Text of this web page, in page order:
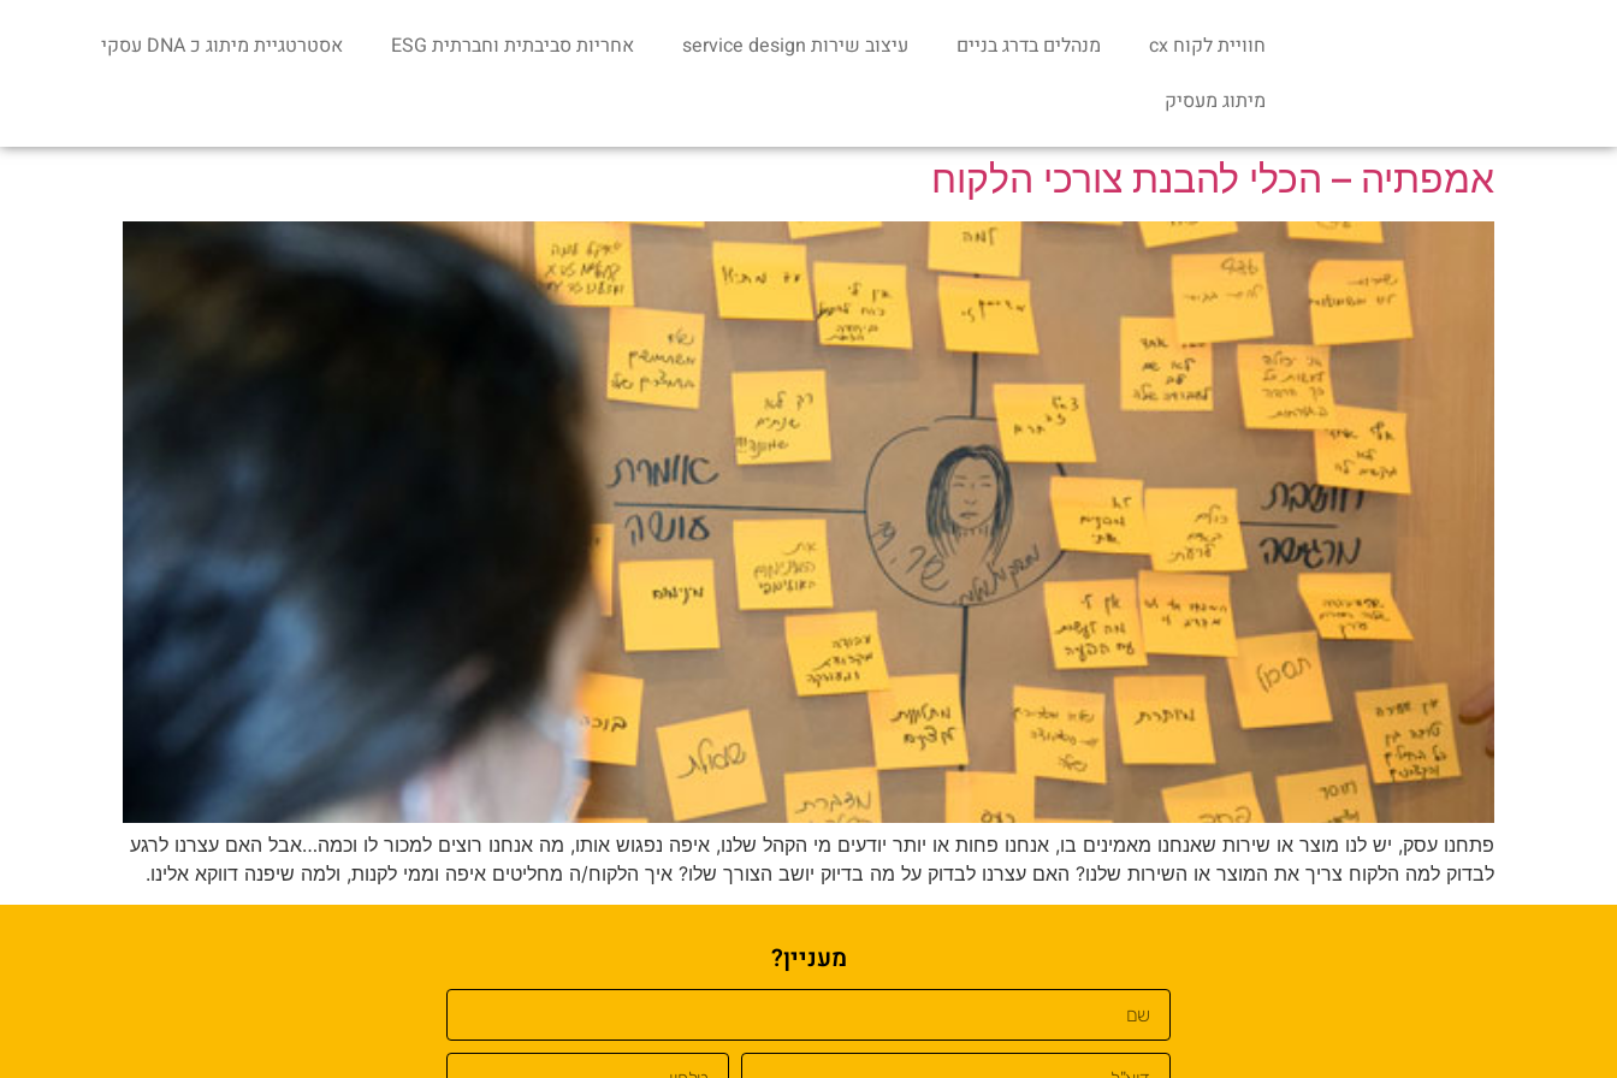
חוויית לקוח cx מנהלים בדרג בניים עיצוב שירות service design אחריות סביבתית וחברתית ESG
אסטרטגיית מיתוג כ DNA עסקי
מיתוג מעסיק
אמפתיה – הכלי להבנת צורכי הלקוח
פתחנו עסק, יש לנו מוצר או שירות שאנחנו מאמינים בו, אנחנו פחות או יותר יודעים מי הקהל שלנו, איפה נפגוש אותו, מה אנחנו רוצים למכור לו וכמה…אבל האם עצרנו לרגע
לבדוק למה הלקוח צריך את המוצר או השירות שלנו? האם עצרנו לבדוק על מה בדיוק יושב הצורך שלו? איך הלקוח/ה מחליטים איפה וממי לקנות, ולמה שיפנה דווקא אלינו.
מעניין?